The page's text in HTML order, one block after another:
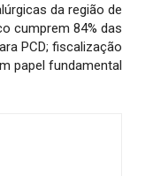
da região de
cumprem 84% das
PCD; fiscalização
papel fundamental